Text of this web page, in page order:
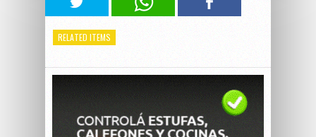
RELATED ITEMS